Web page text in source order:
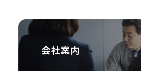
会社案内